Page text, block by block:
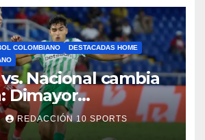
COLOMBIANO
DESTACADAS HOME
Nacional cambia
Dimayor
el clásico por
seguridad
REDACCIÓN 10 SPORTS